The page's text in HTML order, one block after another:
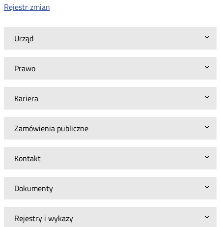
Urząd
Prawo
Kariera
Zamówienia publiczne
Kontakt
Dokumenty
Rejestry i wykazy
Rejestr zmian